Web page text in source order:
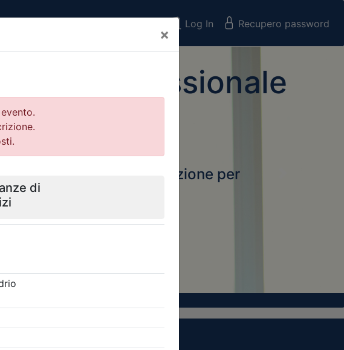
×
Log In Recupero password
Professionale
Il portale della formazione per
Ordini e Collegi
eventi